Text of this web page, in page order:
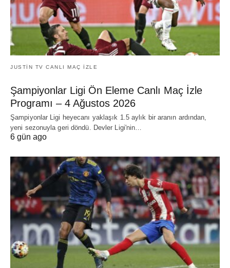
JUSTIN TV CANLI MAÇ İZLE
Şampiyonlar Ligi Ön Eleme Canlı Maç İzle
Programı – 4 Ağustos 2026
Şampiyonlar Ligi heyecanı yaklaşık 1.5 aylık bir aranın ardından,
yeni sezonuyla geri döndü. Devler Ligi'nin…
6 gün ago